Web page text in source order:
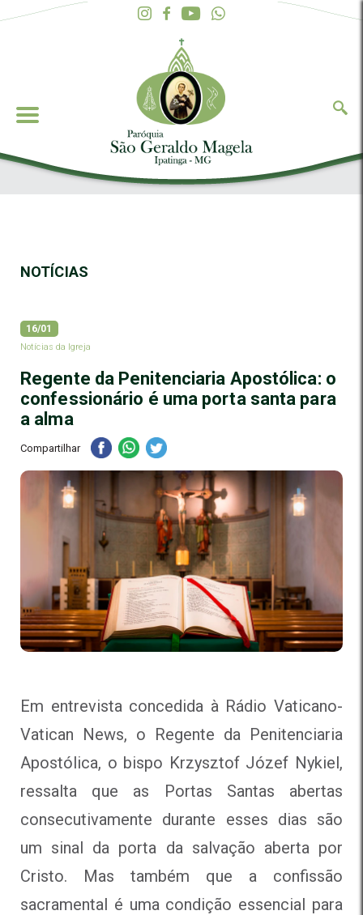
NOTÍCIAS
16/01
Notícias da Igreja
Regente da Penitenciaria Apostólica: o
confessionário é uma porta santa para
a alma
Compartilhar
Em entrevista concedida à Rádio Vaticano-
Vatican News, o Regente da Penitenciaria
Apostólica, o bispo Krzysztof Józef Nykiel,
ressalta que as Portas Santas abertas
consecutivamente durante esses dias são
um sinal da porta da salvação aberta por
Cristo. Mas também que a confissão
sacramental é uma condição essencial para